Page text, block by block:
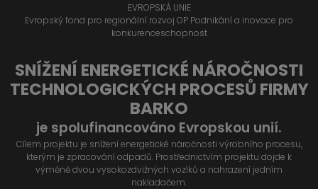
EVROPSKÁ UNIE
Evropský fond pro regionální rozvoj OP Podnikání a inovace pro
konkurenceschopnost
SNÍŽENÍ ENERGETICKÉ NÁROČNOSTI
TECHNOLOGICKÝCH PROCESŮ FIRMY
BARKO
je spolufinancováno Evropskou unií.
Cílem projektu je snížení energetické náročnosti výrobního procesu,
kterým je zpracování odpadů. Prostřednictvím projektu dojde k
výměně dvou vysokozdvižných vozíků a nahrazení jedním
nakladačem.